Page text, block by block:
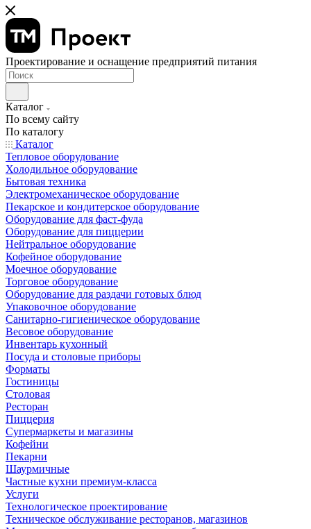
Проектирование и оснащение предприятий питания
Каталог
По всему сайту
По каталогу
Каталог
Тепловое оборудование
Холодильное оборудование
Бытовая техника
Электромеханическое оборудование
Пекарское и кондитерское оборудование
Оборудование для фаст-фуда
Оборудование для пиццерии
Нейтральное оборудование
Кофейное оборудование
Моечное оборудование
Торговое оборудование
Оборудование для раздачи готовых блюд
Упаковочное оборудование
Санитарно-гигиеническое оборудование
Весовое оборудование
Инвентарь кухонный
Посуда и столовые приборы
Форматы
Гостиницы
Столовая
Ресторан
Пиццерия
Супермаркеты и магазины
Кофейни
Пекарни
Шаурмичные
Частные кухни премиум-класса
Услуги
Технологическое проектирование
Техническое обслуживание ресторанов, магазинов